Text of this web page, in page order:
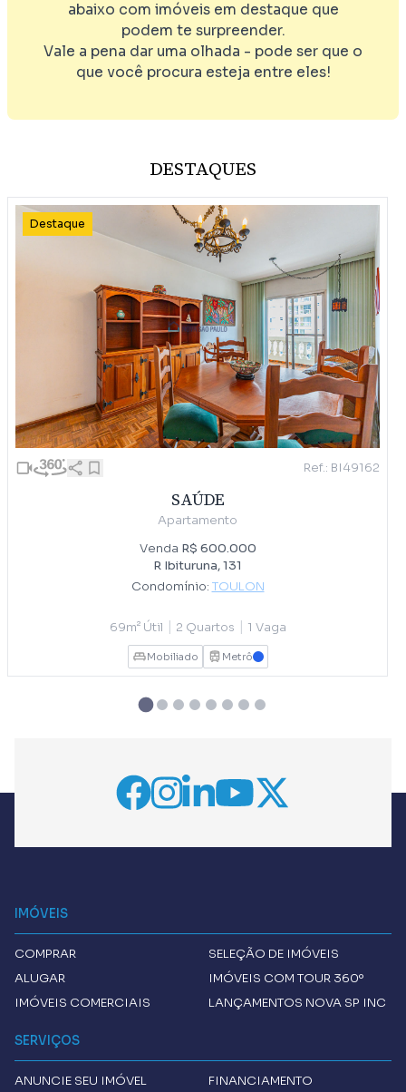
abaixo com imóveis em destaque que
podem te surpreender.
Vale a pena dar uma olhada - pode ser que o
que você procura esteja entre eles!
DESTAQUES
Destaque
Ref.: BI49162
SAÚDE
Apartamento
Venda R$ 600.000
R Ibituruna, 131
Condomínio: TOULON
69m² Útil | 2 Quartos | 1 Vaga
Mobiliado Metrô AZUL
IMÓVEIS
COMPRAR
ALUGAR
IMÓVEIS COMERCIAIS
SELEÇÃO DE IMÓVEIS
IMÓVEIS COM TOUR 360º
LANÇAMENTOS NOVA SP INC
SERVIÇOS
ANUNCIE SEU IMÓVEL
FINANCIAMENTO